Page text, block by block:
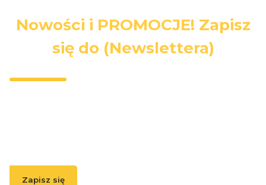
Nowości i PROMOCJE! Zapisz
się do (Newslettera)
Zapisz się